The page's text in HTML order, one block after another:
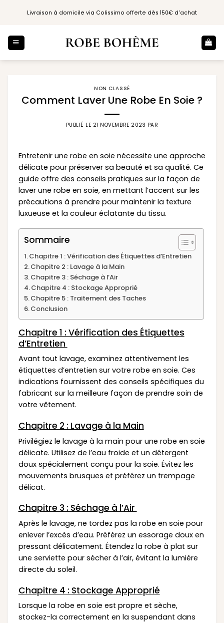
Livraison à domicile via Colissimo offerte dès 150€ d'achat
NON CLASSÉ
Comment Laver Une Robe En Soie ?
PUBLIÉ LE 21 NOVEMBRE 2023 PAR
Entretenir une robe en soie nécessite une approche
délicate pour préserver sa beauté et sa qualité. Ce
guide offre des conseils pratiques sur la façon de
laver une robe en soie, en mettant l’accent sur les
précautions à prendre pour maintenir la texture
luxueuse et la couleur éclatante du tissu.
Sommaire
Chapitre 1 : Vérification des Étiquettes d’Entretien
Chapitre 2 : Lavage à la Main
Chapitre 3 : Séchage à l’Air
Chapitre 4 : Stockage Approprié
Chapitre 5 : Traitement des Taches
Conclusion
Chapitre 1 : Vérification des Étiquettes
d’Entretien
Avant tout lavage, examinez attentivement les
étiquettes d’entretien sur votre robe en soie. Ces
indications fournissent des conseils spécifiques du
fabricant sur la meilleure façon de prendre soin de
votre vêtement.
Chapitre 2 : Lavage à la Main
Privilégiez le lavage à la main pour une robe en soie
délicate. Utilisez de l’eau froide et un détergent
doux spécialement conçu pour la soie. Évitez les
mouvements brusques et préférez un trempage
délicat.
Chapitre 3 : Séchage à l’Air
Après le lavage, ne tordez pas la robe en soie pour
enlever l’excès d’eau. Préférez un essorage doux en
pressant délicatement. Étendez la robe à plat sur
une serviette pour sécher à l’air, évitant la lumière
directe du soleil.
Chapitre 4 : Stockage Approprié
Lorsque la robe en soie est propre et sèche,
stockez-la correctement en la suspendant dans